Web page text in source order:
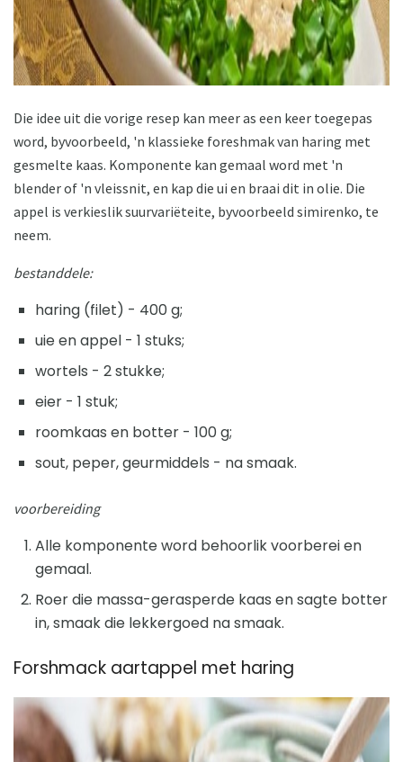
Die idee uit die vorige resep kan meer as een keer toegepas
word, byvoorbeeld, 'n klassieke foreshmak van haring met
gesmelte kaas. Komponente kan gemaal word met 'n
blender of 'n vleissnit, en kap die ui en braai dit in olie. Die
appel is verkieslik suurvariëteite, byvoorbeeld simirenko, te
neem.
bestanddele:
haring (filet) - 400 g;
uie en appel - 1 stuks;
wortels - 2 stukke;
eier - 1 stuk;
roomkaas en botter - 100 g;
sout, peper, geurmiddels - na smaak.
voorbereiding
Alle komponente word behoorlik voorberei en
gemaal.
Roer die massa-gerasperde kaas en sagte botter
in, smaak die lekkergoed na smaak.
Forshmack aartappel met haring